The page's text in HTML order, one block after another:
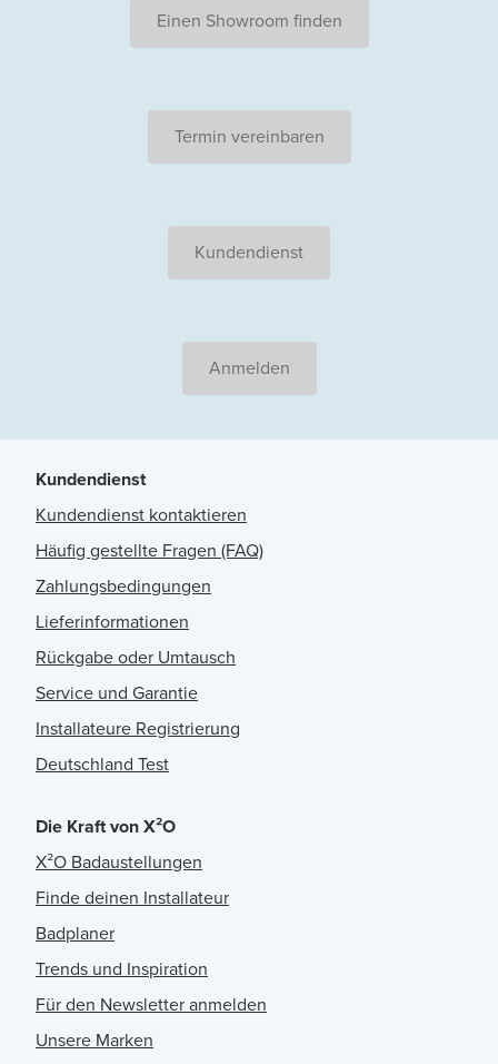
Einen Showroom finden
Termin vereinbaren
Kundendienst
Anmelden
Kundendienst
Kundendienst kontaktieren
Häufig gestellte Fragen (FAQ)
Zahlungsbedingungen
Lieferinformationen
Rückgabe oder Umtausch
Service und Garantie
Installateure Registrierung
Deutschland Test
Die Kraft von X²O
X²O Badaustellungen
Finde deinen Installateur
Badplaner
Trends und Inspiration
Für den Newsletter anmelden
Unsere Marken